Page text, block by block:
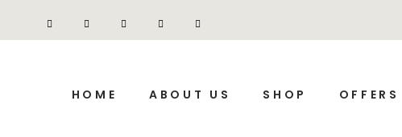
HOME ABOUT US SHOP OFFERS